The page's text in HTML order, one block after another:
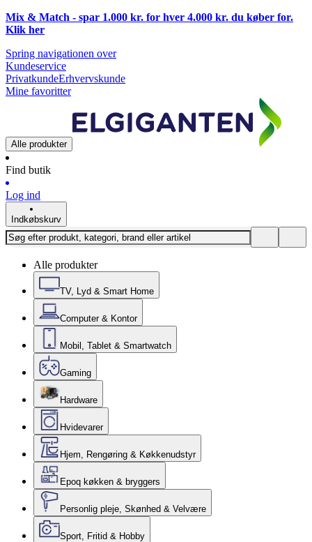
Mix & Match - spar 1.000 kr. for hver 4.000 kr. du køber for.
Klik her
Spring navigationen over
Kundeservice
PrivatkundeErhvervskunde
Mine favoritter
Alle produkter
Find butik
Log ind
Indkøbskurv
Alle produkter
TV, Lyd & Smart Home
Computer & Kontor
Mobil, Tablet & Smartwatch
Gaming
Hardware
Hvidevarer
Hjem, Rengøring & Køkkenudstyr
Epoq køkken & bryggers
Personlig pleje, Skønhed & Velvære
Sport, Fritid & Hobby